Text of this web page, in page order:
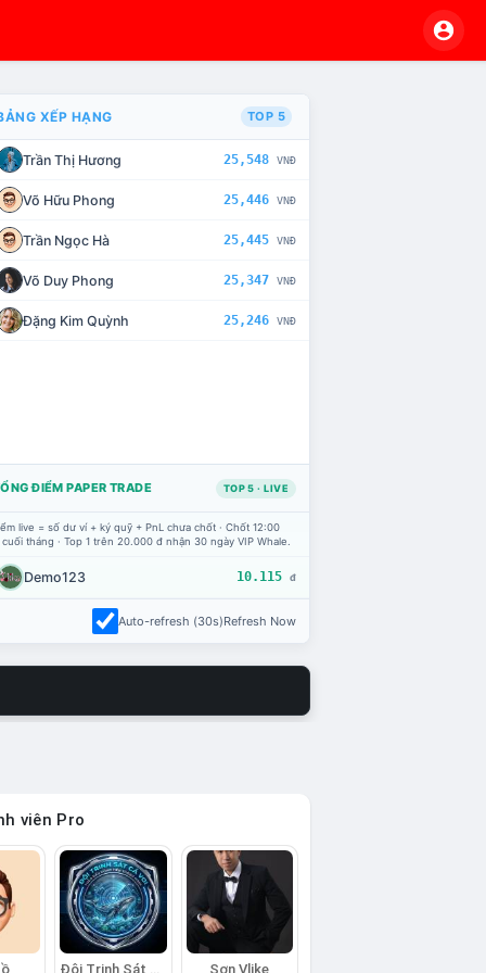
CHẾ TÀI XỬ LÝ VI PHẠM
XẾP HẠNG TOP 5
Trần Thị Hương 25,548 VNĐ
Võ Hữu Phong 25,446 VNĐ
Trần Ngọc Hà 25,445 VNĐ
Võ Duy Phong 25,347 VNĐ
Đặng Kim Quỳnh 25,246 VNĐ
ĐIỂM PAPER TRADE TOP 5 · LIVE
live = số dư ví + ký quỹ + PnL chưa chốt · Chốt 12:00
tháng · Top 1 trên 20.000 đ nhận 30 ngày VIP Whale.
Demo123 10.115 đ
Auto-refresh (30s)Refresh Now
viên Pro
Sơn Vlike